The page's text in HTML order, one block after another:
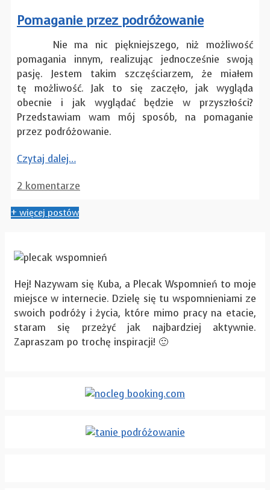
Pomaganie przez podróżowanie
Nie ma nic piękniejszego, niż możliwość
pomagania innym, realizując jednocześnie swoją
pasję. Jestem takim szczęściarzem, że miałem
tę możliwość. Jak to się zaczęło, jak wygląda
obecnie i jak wyglądać będzie w przyszłości?
Przedstawiam wam mój sposób, na pomaganie
przez podróżowanie.
Czytaj dalej…
2 komentarze
+ więcej postów
Hej! Nazywam się Kuba, a Plecak Wspomnień to moje
miejsce w internecie. Dzielę się tu wspomnieniami ze
swoich podróży i życia, które mimo pracy na etacie,
staram się przeżyć jak najbardziej aktywnie.
Zapraszam po trochę inspiracji! 🙂